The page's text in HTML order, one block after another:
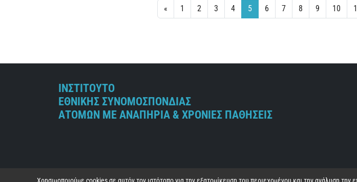
« 1 2 3 4 5 6 7 8 9 10
ΙΝΣΤΙΤΟΥΤΟ
ΕΘΝΙΚΗΣ ΣΥΝΟΜΟΣΠΟΝΔΙΑΣ
ΑΤΟΜΩΝ ΜΕ ΑΝΑΠΗΡΙΑ & ΧΡΟΝΙΕΣ ΠΑΘΗΣΕΙΣ